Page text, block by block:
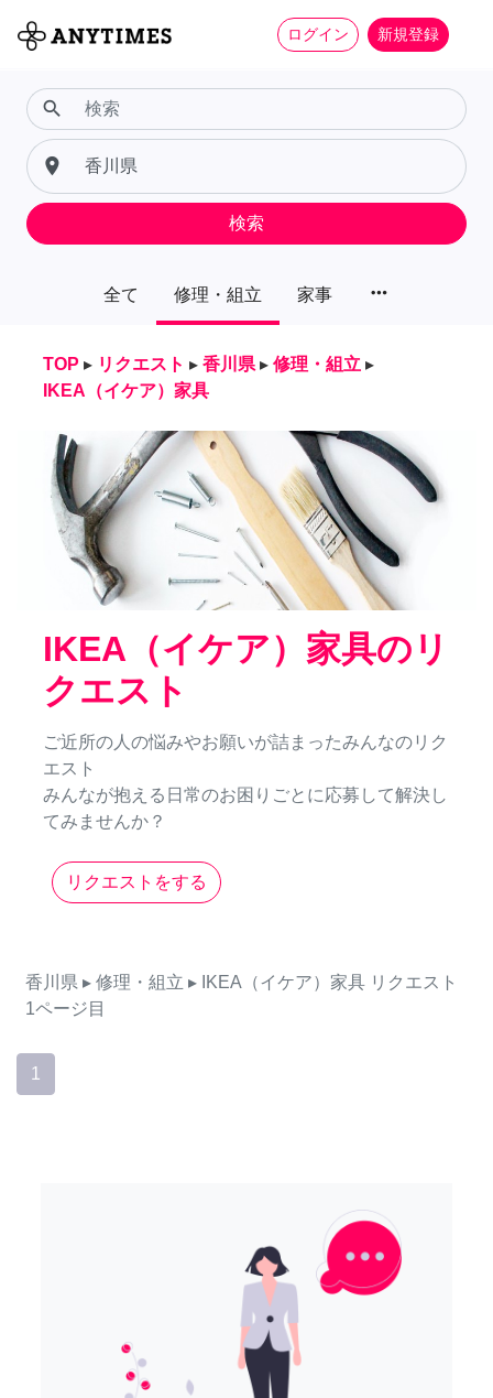
ログイン 新規登録
全て 修理・組立 家事 more_horiz
search
place
検索
TOP ▸ リクエスト ▸ 香川県 ▸ 修理・組立 ▸
IKEA（イケア）家具
IKEA（イケア）家具のリ
クエスト
ご近所の人の悩みやお願いが詰まったみんなのリク
エスト
みんなが抱える日常のお困りごとに応募して解決し
てみませんか？
リクエストをする
香川県 ▸ 修理・組立 ▸ IKEA（イケア）家具 リクエスト
1ページ目
1